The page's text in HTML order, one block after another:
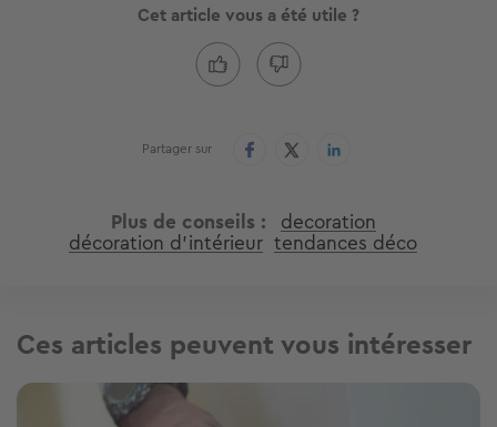
Cet article vous a été utile ?
Partager sur
Plus de conseils decoration
décoration d'intérieur tendances déco
Ces articles peuvent vous intéresser
Image